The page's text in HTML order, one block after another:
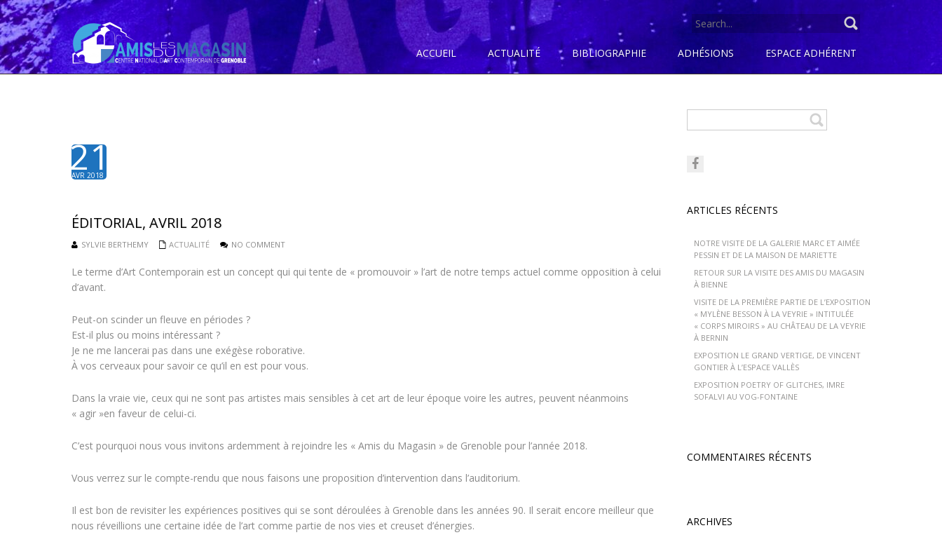
SEARCH
ACCUEIL
ACTUALITÉ BIBLIOGRAPHIE ADHÉSIONS ESPACE ADHÉRENT
21
AVR 2018
ÉDITORIAL, AVRIL 2018
SYLVIE BERTHEMY ACTUALITÉ NO COMMENT
Le terme d’Art Contemporain est un concept qui qui tente de « promouvoir » l’art de notre temps actuel comme opposition à celui
d’avant.
Peut-on scinder un fleuve en périodes ?
Est-il plus ou moins intéressant ?
Je ne me lancerai pas dans une exégèse roborative.
À vos cerveaux pour savoir ce qu’il en est pour vous.
Dans la vraie vie, ceux qui ne sont pas artistes mais sensibles à cet art de leur époque voire les autres, peuvent néanmoins
« agir »en faveur de celui-ci.
C’est pourquoi nous vous invitons ardemment à rejoindre les « Amis du Magasin » de Grenoble pour l’année 2018.
Vous verrez sur le compte-rendu que nous faisons une proposition d’intervention dans l’auditorium.
Il est bon de revisiter les expériences positives qui se sont déroulées à Grenoble dans les années 90. Il serait encore meilleur que
nous réveillions une certaine idée de l’art comme partie de nos vies et creuset d’énergies.
ARTICLES RÉCENTS
NOTRE VISITE DE LA GALERIE MARC ET AIMÉE
PESSIN ET DE LA MAISON DE MARIETTE
RETOUR SUR LA VISITE DES AMIS DU MAGASIN
À BIENNE
VISITE DE LA PREMIÈRE PARTIE DE L’EXPOSITION
« MYLÈNE BESSON À LA VEYRIE » INTITULÉE
« CORPS MIROIRS » AU CHÂTEAU DE LA VEYRIE
À BERNIN
EXPOSITION LE GRAND VERTIGE, DE VINCENT
GONTIER À L’ESPACE VALLÈS
EXPOSITION POETRY OF GLITCHES, IMRE
SOFALVI AU VOG-FONTAINE
COMMENTAIRES RÉCENTS
ARCHIVES